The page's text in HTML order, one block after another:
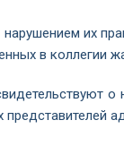
их
в коллегии
о